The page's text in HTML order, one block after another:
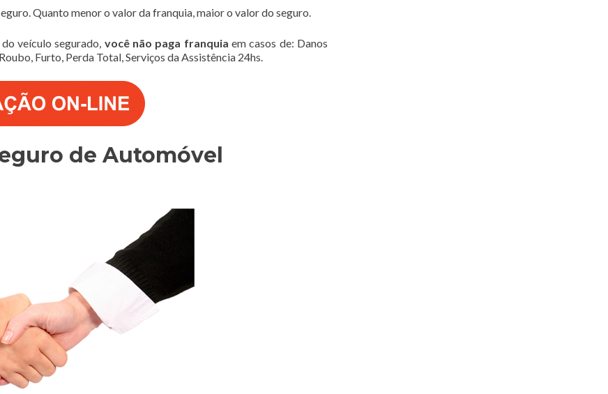
Quanto menor o valor da franquia, maior o valor do seguro.
veículo segurado, você não paga franquia em casos de: Danos
Furto, Perda Total, Serviços da Assistência 24hs.
de Automóvel